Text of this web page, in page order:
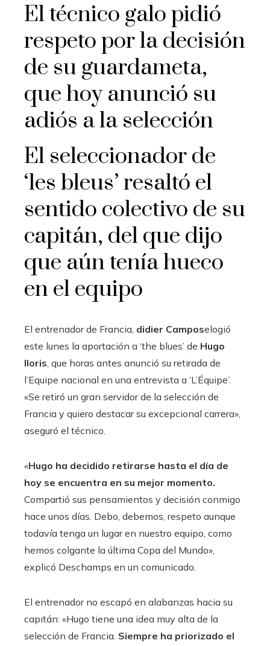
El técnico galo pidió
respeto por la decisión
de su guardameta,
que hoy anunció su
adiós a la selección
El seleccionador de
‘les bleus’ resaltó el
sentido colectivo de su
capitán, del que dijo
que aún tenía hueco
en el equipo
El entrenador de Francia, didier Camposelogió
este lunes la aportación a ‘the blues’ de Hugo
lloris, que horas antes anunció su retirada de
l’Equipe nacional en una entrevista a ‘L’Équipe’.
«Se retiró un gran servidor de la selección de
Francia y quiero destacar su excepcional carrera»,
aseguró el técnico.
«Hugo ha decidido retirarse hasta el día de
hoy se encuentra en su mejor momento.
Compartió sus pensamientos y decisión conmigo
hace unos días. Debo, debemos, respeto aunque
todavía tenga un lugar en nuestro equipo, como
hemos colgante la última Copa del Mundo»,
explicó Deschamps en un comunicado.
El entrenador no escapó en alabanzas hacia su
capitán: «Hugo tiene una idea muy alta de la
selección de Francia. Siempre ha priorizado el